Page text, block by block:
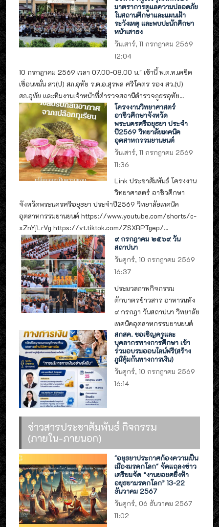
มาตราการดูแลความปลอดภัย
ในสถานศึกษาและแผนเฝ้า
ระวังเหตุ และพบปะนักศึกษา
หน้าเสาธง
วันเสาร์, 11 กรกฎาคม 2569
12:04
10 กรกฎาคม 2569 เวลา 07.00-08.00 น." เช้านี้ พ.ต.ท.เตชิต
เขื่อนหมั่น สว(ป) สภ.อุทัย ร.ต.อ.สุรพล ศรีโคตร รอง สว.(ป)
สภ.อุทัย และทีมงานเจ้าหน้าที่ตำรวจสถานีตำรวจภูธรอุทัย...
โครงงานวิทยาศาสตร์
อาชีวศึกษาจังหวัด
พระนครศรีอยุธยา ประจำ
ปี2569 วิทยาลัยเทคนิค
อุตสาหกรรมยานยนต์
วันเสาร์, 11 กรกฎาคม 2569
11:36
Link ประชาสัมพันธ์ โครงงาน
วิทยาศาสตร์ อาชีวศึกษา
จังหวัดพระนครศรีอยุธยา ประจำปี2569 วิทยาลัยเทคนิค
อุตสาหกรรมยานยนต์ https://www.youtube.com/shorts/c-
xZnYjLrVg https://vt.tiktok.com/ZSXRPTgep/...
๙ กรกฎาคม ๒๕๖๙ วัน
สถาปนา
วันศุกร์, 10 กรกฎาคม 2569
16:37
ประมวลภาพกิจกรรม
ตักบาตรข้าวสาร อาหารแห้ง
๙ กรกฎา วันสถาปนา วิทยาลัย
เทคนิคอุตสาหกรรมยานยนต์
สกสค. ขอเชิญครูและ
บุคลากรทางการศึกษา เข้า
ร่วมอบรมออนไลน์ฟรี(สร้าง
ภูมิคุ้มกันทางการเงิน)
วันศุกร์, 10 กรกฎาคม 2569
16:14
ข่าวสารประชาสัมพันธ์ กิจกรรม
(ภายใน-ภายนอก)
"อยุธยาประกาศก้องความเป็น
เมืองมรดกโลก" จัดแถลงข่าว
เตรียมจัด “งานยอยศยิ่งฟ้า
อยุธยามรดกโลก” 13-22
ธันวาคม 2567
วันศุกร์, 06 ธันวาคม 2567
11:02